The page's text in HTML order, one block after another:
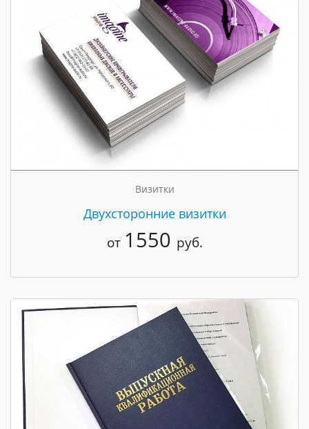
Визитки
Двухсторонние визитки
от 1550 руб.